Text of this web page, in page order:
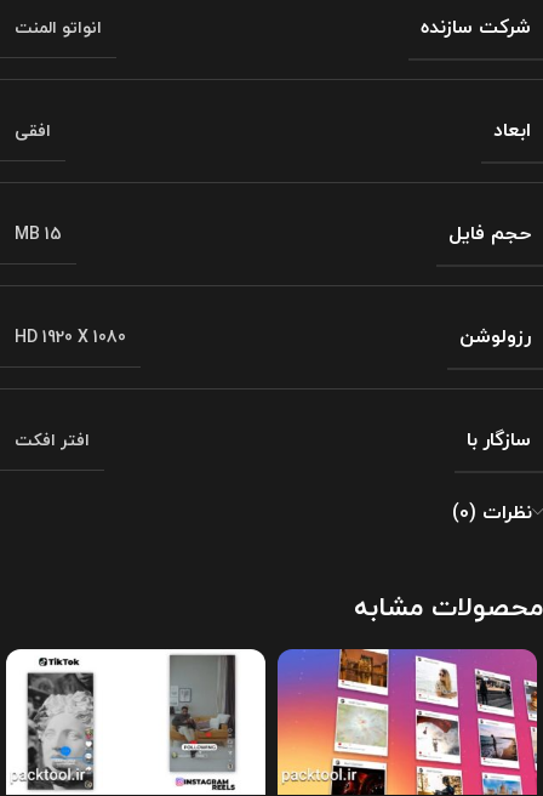
شرکت سازنده
انواتو المنت
ابعاد افقی
حجم فایل MB 15
رزولوشن HD 1920 X 1080
سازگار با افتر افکت
نظرات (0)
محصولات مشابه